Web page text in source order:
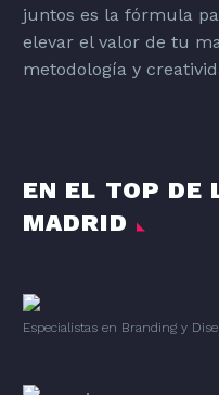
juntos es la fórmula
elevar el valor de tu
metodología y
EN EL TOP DE
MADRID
Especialistas en Branding y